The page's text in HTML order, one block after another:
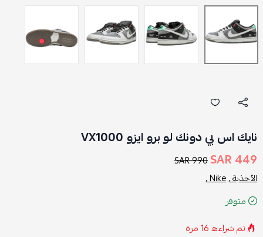
نايك اس بي دونك لو برو ايزو VX1000
449 SAR
990 SAR
الأحذية ,Nike ,
متوفر
تم شراءه16مرة